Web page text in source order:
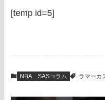
[temp id=5]
NBA SASコラム ラマーカ